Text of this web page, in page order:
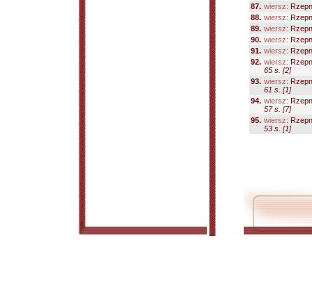
87. wiersz:
88. wiersz:
89. wiersz:
90. wiersz:
91. wiersz:
92. wiersz:
65 s. [2]
93. wiersz:
61 s. [1]
94. wiersz:
57 s. [7]
95. wiersz:
53 s. [1]